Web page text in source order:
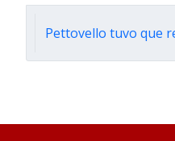
Pettovello tuvo que